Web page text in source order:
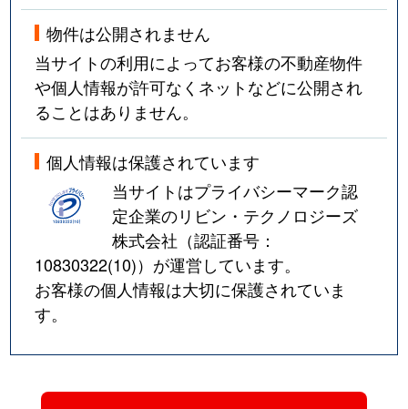
物件は公開されません
当サイトの利用によってお客様の不動産物件
や個人情報が許可なくネットなどに公開され
ることはありません。
個人情報は保護されています
当サイトはプライバシーマーク認
定企業のリビン・テクノロジーズ
株式会社（認証番号：
10830322(10)）が運営しています。
お客様の個人情報は大切に保護されていま
す。